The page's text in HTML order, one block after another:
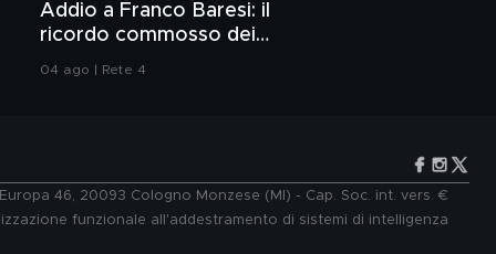
Addio a Franco Baresi: il
ricordo commosso dei
04 ago | Rete 4
46, 20093 Cologno Monzese (MI) - Cap. Soc. int. vers. €
funzionale all'addestramento di sistemi di intelligenza